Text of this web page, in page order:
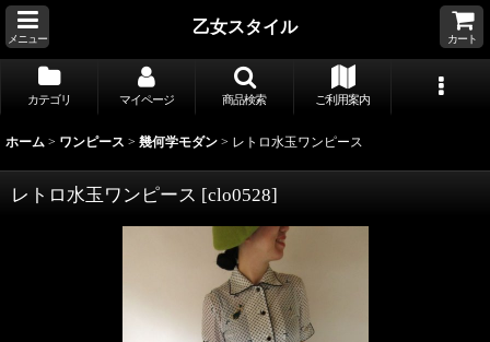
メニュー
乙女スタイル
カート
カテゴリ マイページ 商品検索 ご利用案内
ホーム > ワンピース > 幾何学モダン > レトロ水玉ワンピース
レトロ水玉ワンピース [clo0528]